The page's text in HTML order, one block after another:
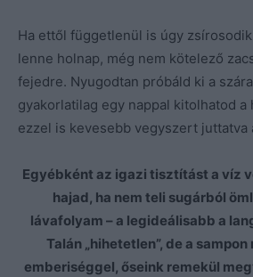
Ha ettől függetlenül is úgy
lenne holnap, még nem kötelező
fejedre. Nyugodtan próbáld ki a
gyakorlatilag egy nappal kitolhatod a
ezzel is kevesebb vegyszert juttatva
Egyébként az igazi tisztítást a víz
hajad, ha nem teli sugárból
lávafolyam – a legideálisabb a
Talán „hihetetlen”, de a
emberiséggel, őseink remekül